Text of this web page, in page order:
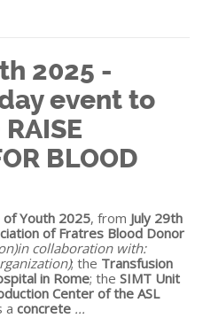
2025 -
event to
BLOOD
of Youth 2025, from July 29th
of Fratres Blood Donor
in collaboration with:
; the Transfusion
in Rome; the SIMT Unit
Center of the ASL
a concrete ...